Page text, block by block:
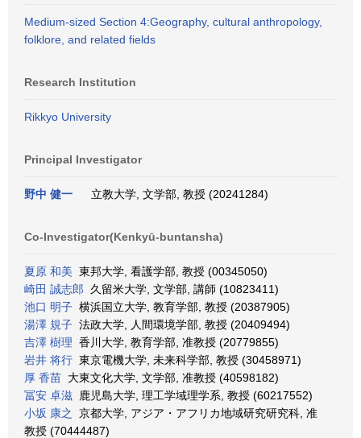
Medium-sized Section 4:Geography, cultural anthropology,
folklore, and related fields
Research Institution
Rikkyo University
Principal Investigator
野中 健一 立教大学, 文学部, 教授 (20241284)
Co-Investigator(Kenkyū-buntansha)
夏原 和美 東邦大学, 看護学部, 教授 (00345050)
崎田 誠志郎 久留米大学, 文学部, 講師 (10823411)
池口 明子 横浜国立大学, 教育学部, 教授 (20387905)
湯澤 規子 法政大学, 人間環境学部, 教授 (20409494)
吉澤 樹理 香川大学, 教育学部, 准教授 (20779855)
岩井 将行 東京電機大学, 未来科学部, 教授 (30458971)
厚 香苗 大東文化大学, 文学部, 准教授 (40598182)
冨安 卓滋 鹿児島大学, 理工学域理学系, 教授 (60217552)
小坂 康之
京都大学, アジア・アフリカ地域研究研究科, 准
教授 (70444487)